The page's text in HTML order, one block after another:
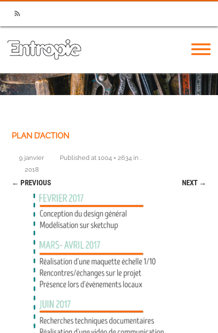
RSS
PLAN D’ACTION
Published
9 janvier
2018
at 1004 × 2634 in
← PREVIOUS NEXT →